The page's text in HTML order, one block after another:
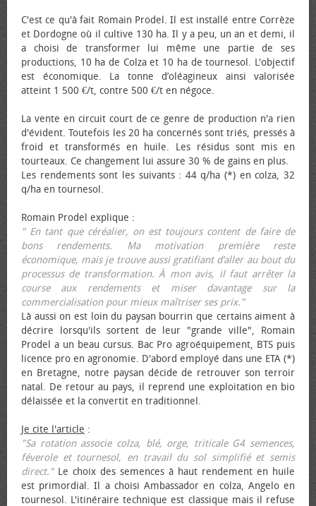
C'est ce qu'à fait Romain Prodel. Il est installé entre Corrèze
et Dordogne où il cultive 130 ha. Il y a peu, un an et demi, il
a choisi de transformer lui même une partie de ses
productions, 10 ha de Colza et 10 ha de tournesol. L'objectif
est économique. La tonne d’oléagineux ainsi valorisée
atteint 1 500 €/t, contre 500 €/t en négoce.
La vente en circuit court de ce genre de production n'a rien
d'évident. Toutefois les 20 ha concernés sont triés, pressés à
froid et transformés en huile. Les résidus sont mis en
tourteaux. Ce changement lui assure 30 % de gains en plus.
Les rendements sont les suivants : 44 q/ha (*) en colza, 32
q/ha en tournesol.
Romain Prodel explique :
" En tant que céréalier, on est toujours content de faire de
bons rendements. Ma motivation première reste
économique, mais je trouve aussi gratifiant d’aller au bout du
processus de transformation. À mon avis, il faut arrêter la
course aux rendements et miser davantage sur la
commercialisation pour mieux maîtriser ses prix."
Là aussi on est loin du paysan bourrin que certains aiment à
décrire lorsqu'ils sortent de leur "grande ville", Romain
Prodel a un beau cursus. Bac Pro agroéquipement, BTS puis
licence pro en agronomie. D'abord employé dans une ETA (*)
en Bretagne, notre paysan décide de retrouver son terroir
natal. De retour au pays, il reprend une exploitation en bio
délaissée et la convertit en traditionnel.
Je cite l'article :
"Sa rotation associe colza, blé, orge, triticale G4 semences,
féverole et tournesol, en travail du sol simplifié et semis
direct."Le choix des semences à haut rendement en huile
est primordial. Il a choisi Ambassador en colza, Angelo en
tournesol. L'itinéraire technique est classique mais il refuse